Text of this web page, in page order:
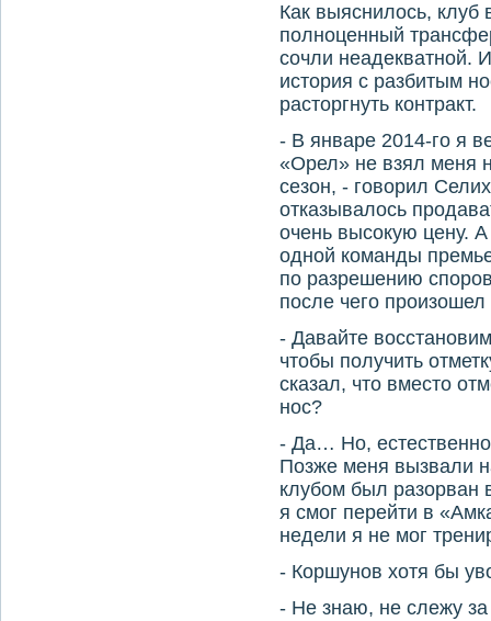
Как выяснилось, клуб
полноценный
сочли неадекватной.
история с разбитым
расторгнуть контракт.
- В январе 2014-го я
«Орел» не взял меня
сезон, - говорил
отказывалось
очень высокую цену.
одной команды
по разрешению
после чего
- Давайте
чтобы получить
сказал, что вместо
нос?
- Да… Но,
Позже меня вызвали
клубом был разорван
я смог перейти в
недели я не мог
- Коршунов хотя бы
- Не знаю, не слежу